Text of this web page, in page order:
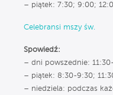
– piątek: 7:30; 9:00;
Celebransi mszy św.
Spowiedź:
– dni powszednie:
– piątek: 8:30-9:30;
– niedziela: podczas